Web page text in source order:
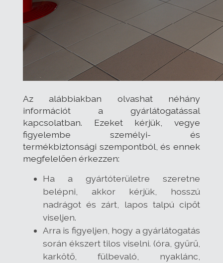
Az alábbiakban olvashat néhány
információt a gyárlátogatással
kapcsolatban. Ezeket kérjük, vegye
figyelembe személyi- és
termékbiztonsági szempontból, és ennek
megfelelően érkezzen:
Ha a gyártóterületre szeretne
belépni, akkor kérjük, hosszú
nadrágot és zárt, lapos talpú cipőt
viseljen.
Arra is figyeljen, hogy a gyárlátogatás
során ékszert tilos viselni. (óra, gyűrű,
karkötő, fülbevaló, nyaklánc,